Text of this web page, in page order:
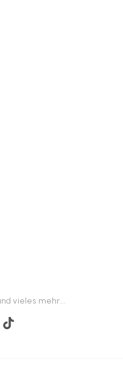
vieles mehr...